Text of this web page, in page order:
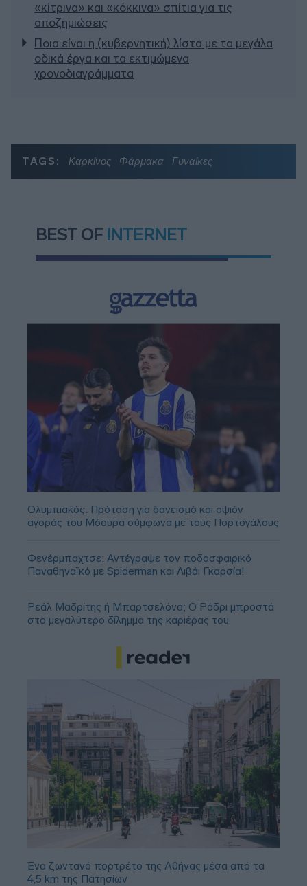
«κίτρινα» και «κόκκινα» σπίτια για τις
αποζημιώσεις
Ποια είναι η (κυβερνητική) λίστα με τα μεγάλα
οδικά έργα και τα εκτιμώμενα
χρονοδιαγράμματα
TAGS: Καρκίνος Φάρμακα Γυναίκες
BEST OF INTERNET
Ολυμπιακός: Πρόταση για δανεισμό και οψιόν
αγοράς του Μόουρα σύμφωνα με τους Πορτογάλους
Φενέρμπαχτσε: Αντέγραψε τον ποδοσφαιρικό
Παναθηναϊκό με Spiderman και Λιβάι Γκαρσία!
Ρεάλ Μαδρίτης ή Μπαρτσελόνα; Ο Ρόδρι μπροστά
στο μεγαλύτερο δίλημμα της καριέρας του
Ένα ζωντανό πορτρέτο της Αθήνας μέσα από τα
4,5 km της Πατησίων